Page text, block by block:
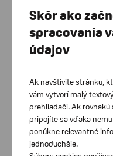
modelovej rady AX, IX.
Jedno balenie obsahuje
Zákaznícke
Zákaznícke tel. linky:
Račianska 77/B, 831 02
Skôr ako
spracovania
údajov
Ak navštívite stránku,
vám vytvorí malý
prehliadači. Ak
pripojíte sa vďaka
ponúkne relevantné
jednoduchšie.